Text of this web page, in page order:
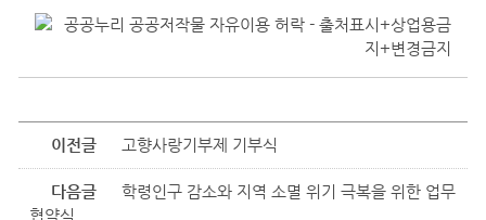
이전글 고향사랑기부제 기부식
다음글
학령인구 감소와 지역 소멸 위기 극복을 위한 업무
협약식